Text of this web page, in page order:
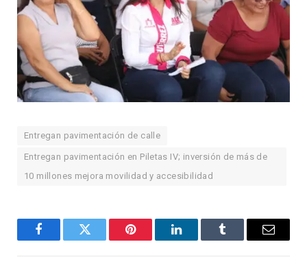
Entregan pavimentación de calle
Entregan pavimentación en Piletas IV; inversión de más de
10 millones mejora movilidad y accesibilidad
FacebookTwitter Pinterest LinkedInTumblr Email